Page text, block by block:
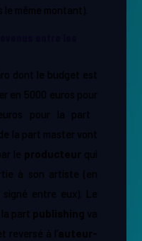
même montant).
dont le budget est
en 5000 euros pour
pour la part
la part master vont
le producteur qui
à son artiste (en
signé entre eux). Le
part publishing va
reversé à l’​auteur-